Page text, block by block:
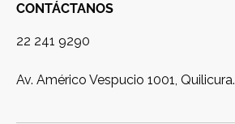
CONTÁCTANOS
22 241 9290
Av. Américo Vespucio 1001, Quilicura.